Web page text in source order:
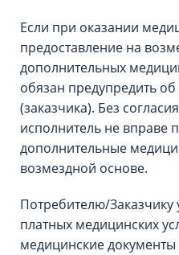
Если при оказании
предоставление на
дополнительных
обязан предупредить
(заказчика). Без
исполнитель не вправе
дополнительные
возмездной основе.
Потребителю/Заказчику
платных медицинских
медицинские документы